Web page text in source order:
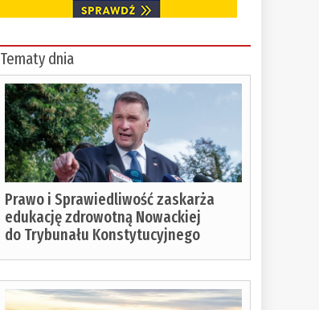
Tematy dnia
Prawo i Sprawiedliwość zaskarża
edukację zdrowotną Nowackiej
do Trybunału Konstytucyjnego